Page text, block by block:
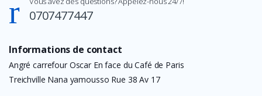
0707477447
Informations de contact
Angré carrefour Oscar En face du Café de Paris
Treichville Nana yamousso Rue 38 Av 17